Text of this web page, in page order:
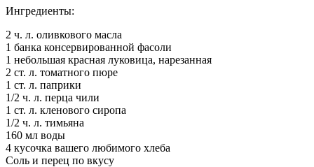
Ингредиенты:
2 ч. л. оливкового масла
1 банка консервированной фасоли
1 небольшая красная луковица, нарезанная
2 ст. л. томатного пюре
1 ст. л. паприки
1/2 ч. л. перца чили
1 ст. л. кленового сиропа
1/2 ч. л. тимьяна
160 мл воды
4 кусочка вашего любимого хлеба
Соль и перец по вкусу